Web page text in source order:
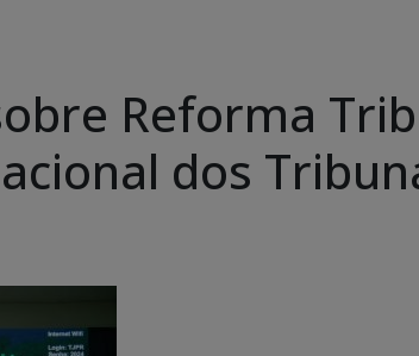
Reforma
dos